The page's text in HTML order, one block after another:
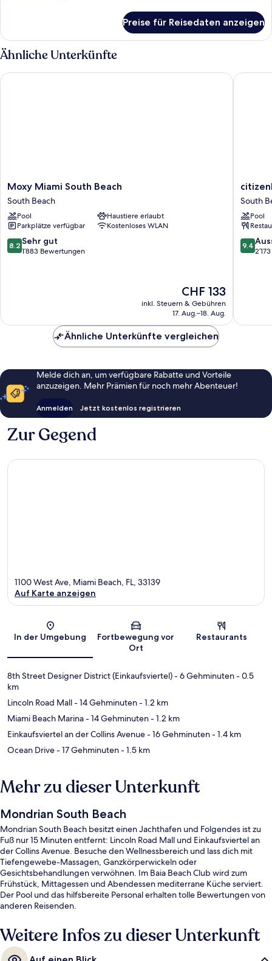
Turm
Preise für Reisedaten anzeigen
Ähnliche Unterkünfte
Moxy
Miami
South
Beach
South
Beach
Moxy Miami South Beach
South Beach
Pool
Haustiere erlaubt
Parkplätze verfügbar
Kostenloses WLAN
8.2
von
8.2 Sehr gut
1’883 Bewertungen
Der
Preis
beträgt
CHF 133
inkl. Steuern & Gebühren
17. Aug.–18. Aug.
Moxy Miami South Beach
citizenM
Miami
South
Beach
South
Beach
South
Pool
9.4
von
9.4
Ähnliche Unterkünfte vergleichen
Melde dich an, um verfügbare Rabatte und Vorteile
anzuzeigen. Mehr Prämien für noch mehr Abenteuer!
Anmelden Jetzt kostenlos registrieren
Zur Gegend
Karte
1100 West Ave, Miami Beach, FL, 33139
Auf Karte anzeigen
In der Umgebung
Fortbewegung vor
Ort
Restaurants
8th Street Designer District (Einkaufsviertel)- 6 Gehminuten- 0.5
km
Lincoln Road Mall- 14 Gehminuten- 1.2 km
Miami Beach Marina- 14 Gehminuten- 1.2 km
Einkaufsviertel an der Collins Avenue- 16 Gehminuten- 1.4 km
Ocean Drive- 17 Gehminuten- 1.5 km
Mehr zu dieser Unterkunft
Mondrian South Beach
Mondrian South Beach besitzt einen Jachthafen und Folgendes ist zu
Fuß nur 15 Minuten entfernt: Lincoln Road Mall und Einkaufsviertel an
der Collins Avenue. Besuche den Wellnessbereich und lass dich mit
Tiefengewebe-Massagen, Ganzkörperwickeln oder
Gesichtsbehandlungen verwöhnen. Im Baia Beach Club wird zum
Frühstück, Mittagessen und Abendessen mediterrane Küche serviert.
Der Pool und das hilfsbereite Personal erhalten tolle Bewertungen von
anderen Reisenden.
Weitere Infos zu dieser Unterkunft